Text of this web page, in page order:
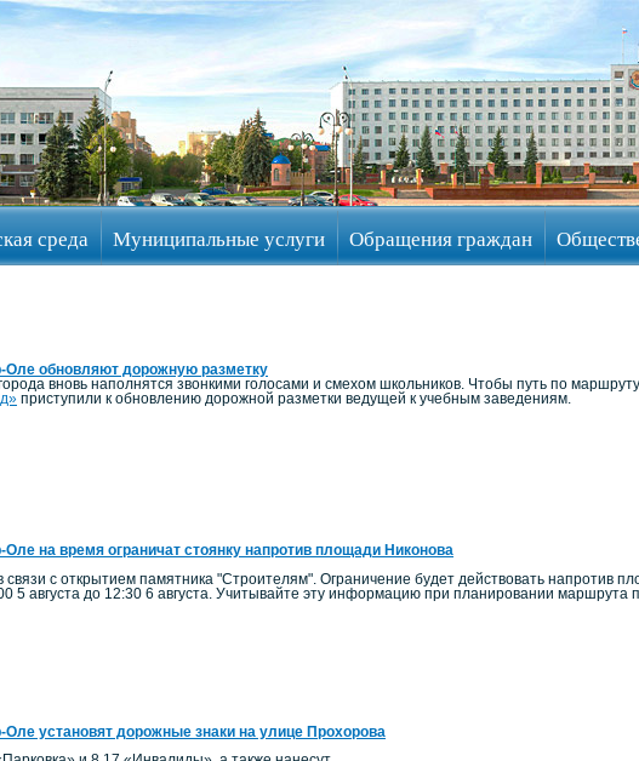
среда Муниципальные услуги Обращения граждан
Оле обновляют дорожную разметку
вновь наполнятся звонкими голосами и смехом школьников. Чтобы путь по
приступили к обновлению дорожной разметки ведущей к учебным заведениям.
на время ограничат стоянку напротив площади Никонова
связи с открытием памятника "Строителям". Ограничение будет действовать напротив
5 августа до 12:30 6 августа. Учитывайте эту информацию при планировании маршрута
установят дорожные знаки на улице Прохорова